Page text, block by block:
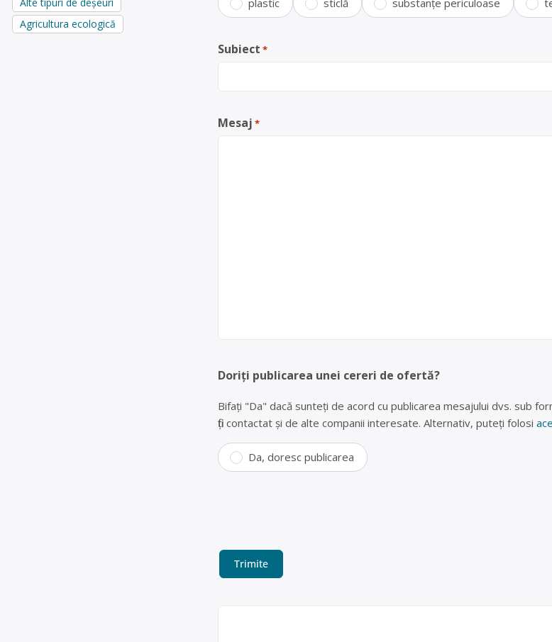
Agricultura ecologică
plastic sticlă substanțe periculoase
Subiect *
Mesaj *
Doriți publicarea unei cereri de ofertă?
Bifați "Da" dacă sunteți de acord cu publicarea mesajului dvs. sub
fiți contactat și de alte companii interesate. Alternativ, puteți folosi
Da, doresc publicarea